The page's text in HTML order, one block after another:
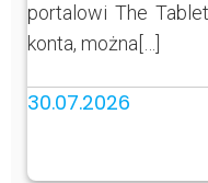
portalowi The
konta, można[…]
30.07.2026